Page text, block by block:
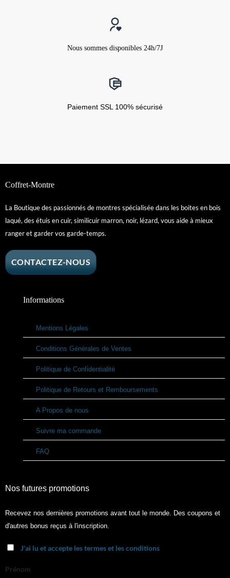
Nous sommes disponibles 24h/7J
Paiement SSL 100% sécurisé
Coffret-Montre
La Boutique des passionnés de montres spécialisée dans les boites en bois
laqué, des étuis en cuir, similicuir marron, noir, lézard, vous aide à mieux
ranger et garder vos garde-temps.
CONTACTEZ-NOUS
Informations
Mentions Légales
Conditions Générales de Ventes
Politique de Confidentialité
Politique de Retours et Remboursements
A Propos de nous
Suivre ma commande
FAQ
Nos futures promotions
Recevez nos dernières promotions avant tout le monde. Des coupons et
d'autres bonus reçus à l'inscription.
J'ai lu et accepte les termes et les conditions
Prénom